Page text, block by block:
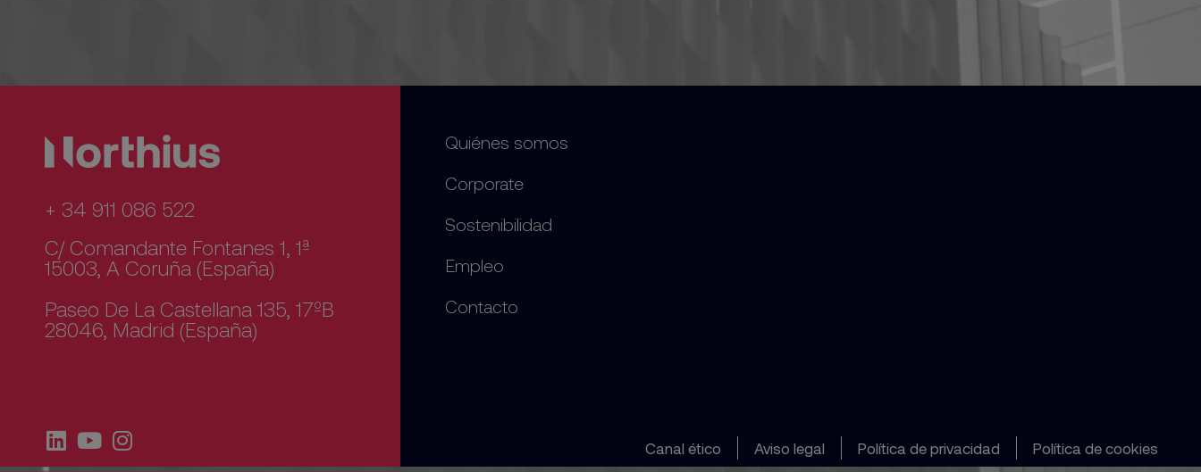
+ 34 911 086 522
C/ Comandante Fontanes 1, 1ª
15003, A Coruña (España)
Paseo De La Castellana 135, 17ºB
28046, Madrid (España)
Quiénes somos
Corporate
Sostenibilidad
Empleo
Contacto
Canal ético Aviso legal Política de privacidad Política de cookies